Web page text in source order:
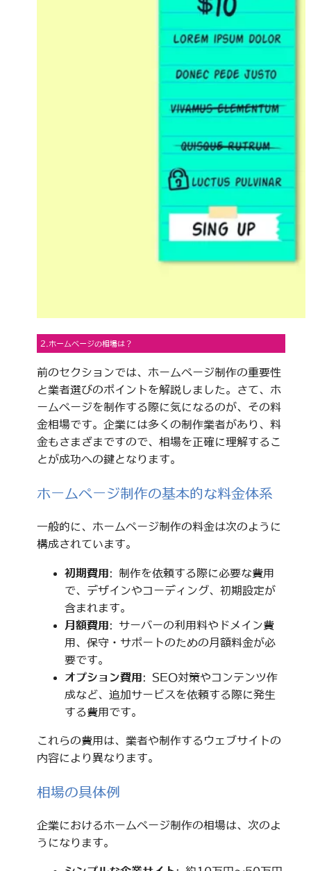
2.ホームページの相場は？
前のセクションでは、ホームページ制作の重要性
と業者選びのポイントを解説しました。さて、ホ
ームページを制作する際に気になるのが、その料
金相場です。企業には多くの制作業者があり、料
金もさまざまですので、相場を正確に理解するこ
とが成功への鍵となります。
ホームページ制作の基本的な料金体系
一般的に、ホームページ制作の料金は次のように
構成されています。
初期費用: 制作を依頼する際に必要な費用
で、デザインやコーディング、初期設定が
含まれます。
月額費用: サーバーの利用料やドメイン費
用、保守・サポートのための月額料金が必
要です。
オプション費用: SEO対策やコンテンツ作
成など、追加サービスを依頼する際に発生
する費用です。
これらの費用は、業者や制作するウェブサイトの
内容により異なります。
相場の具体例
企業におけるホームページ制作の相場は、次のよ
うになります。